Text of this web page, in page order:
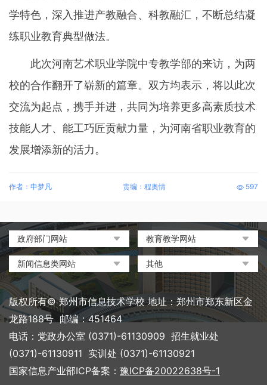
学特色，深入推进产教融合、科教融汇，不断总结凝
练职业教育典型做法。
此次河南艺术职业学院中专教学部的来访，为两
校的合作翻开了崭新的篇章。双方均表示，将以此次
交流为起点，携手并进，共同为培养更多高素质技术
技能人才、能工巧匠贡献力量，为河南省职业教育的
发展增添新的活力。
作者：申梦凡 责编：程奥情 597
政府部门网站
中国政府网
河南省人民政府
郑州市人民政府
教育教学网站
教育部政府门户网站
中国职业教育与成人教育网
河南省教育厅
河南省职业教育与成人教育
网
郑州市教育局政务网
郑州教育信息网
新闻信息类网站
环球网
凤凰网
搜狐
网易
其他
中央电化教育馆
中国教育和科研计算机网
电脑报
大象网|河南网络广播电视台
版权所有© 郑州市信息技术学校 地址：郑州市郑东新区金
龙路188号 邮编：451464
电话：党政办公室 (0371)-61130909 招生就业处
(0371)-61130911 实训处 (0371)-61130921
国家信息产业部ICP备案： 豫ICP备20022638号-1